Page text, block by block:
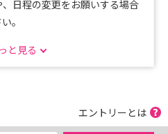
日程の変更をお願いする場合
。
は8/17からの実施です。
と見る
エントリーとは